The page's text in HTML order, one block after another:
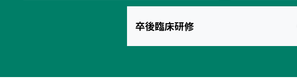
卒後臨床研修